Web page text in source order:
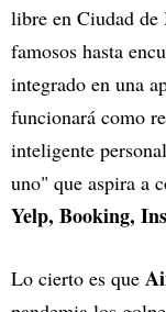
libre en Ciudad de
famosos hasta
integrado en una
funcionará como
inteligente
uno" que aspira a
Yelp, Booking,
Lo cierto es que